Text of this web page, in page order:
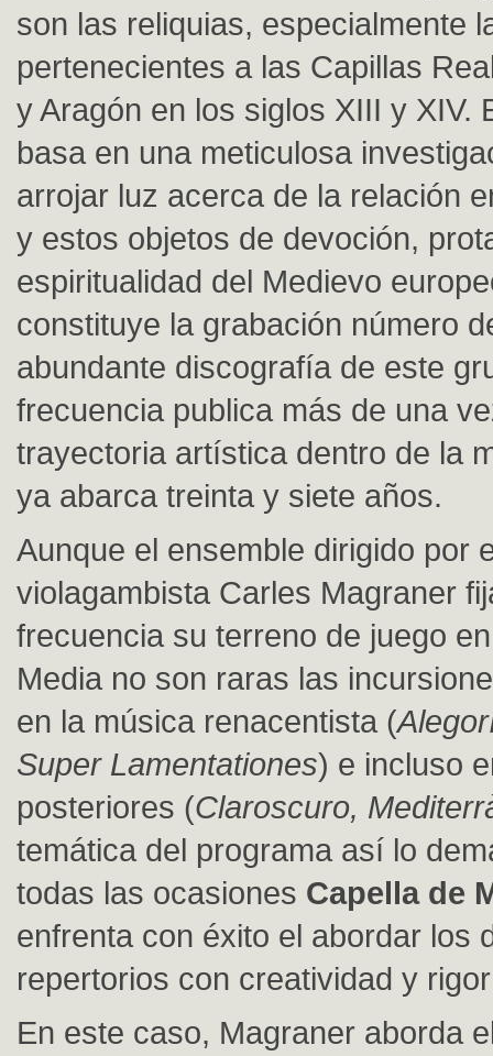
son las reliquias, especialmente
pertenecientes a las Capillas
y Aragón en los siglos XIII y XIV.
basa en una meticulosa
arrojar luz acerca de la relación
y estos objetos de devoción,
espiritualidad del Medievo
constituye la grabación número
abundante discografía de este
frecuencia publica más de una
trayectoria artística dentro de la
ya abarca treinta y siete años.
Aunque el ensemble dirigido por
violagambista Carles Magraner
frecuencia su terreno de juego
Media no son raras las
en la música renacentista (
Super Lamentationes) e incluso
posteriores (Claroscuro,
temática del programa así lo
todas las ocasiones Capella de
enfrenta con éxito el abordar los
repertorios con creatividad y
En este caso, Magraner aborda